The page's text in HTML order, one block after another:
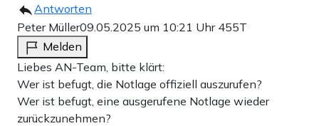
Antworten
Peter Müller09.05.2025 um 10:21 Uhr 455T
Melden
Liebes AN-Team, bitte klärt:
Wer ist befugt, die Notlage offiziell auszurufen?
Wer ist befugt, eine ausgerufene Notlage wieder
zurückzunehmen?